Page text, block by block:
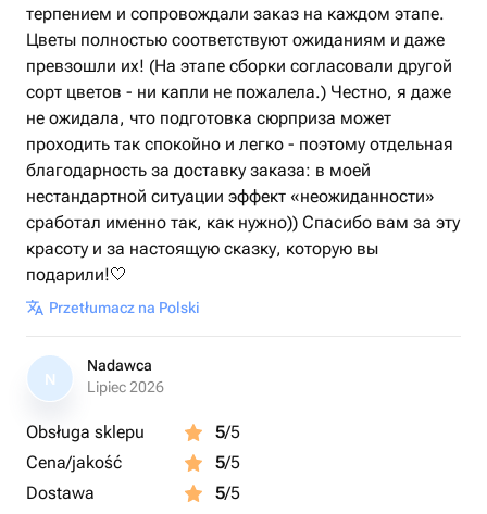
терпением и сопровождали заказ на каждом этапе.
Цветы полностью соответствуют ожиданиям и даже
превзошли их! (На этапе сборки согласовали другой
сорт цветов - ни капли не пожалела.) Честно, я даже
не ожидала, что подготовка сюрприза может
проходить так спокойно и легко - поэтому отдельная
благодарность за доставку заказа: в моей
нестандартной ситуации эффект «неожиданности»
сработал именно так, как нужно)) Спасибо вам за эту
красоту и за настоящую сказку, которую вы
подарили!🤍
Przetłumacz na Polski
N
Nadawca
Lipiec 2026
Obsługa sklepu 5/5
Cena/jakość
5/5
Dostawa
5/5